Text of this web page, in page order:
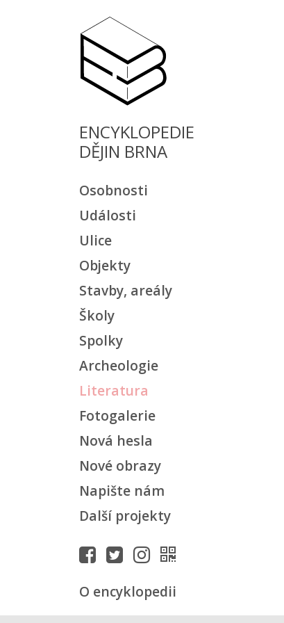
ENCYKLOPEDIE
DĚJIN BRNA
Osobnosti
Události
Ulice
Objekty
Stavby, areály
Školy
Spolky
Archeologie
Literatura
Fotogalerie
Nová hesla
Nové obrazy
Napište nám
Další projekty
O encyklopedii